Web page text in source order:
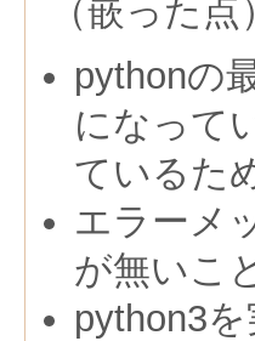
（嵌った点
pythonの
になって
ているた
エラーメ
が無いこ
python3